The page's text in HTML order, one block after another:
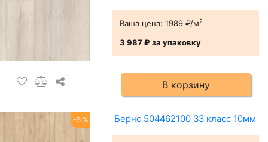
Ваша цена: 1989 ₽/м2
3 987 ₽за упаковку
В корзину
-5 % Бернс 504462100 33 класс 10мм